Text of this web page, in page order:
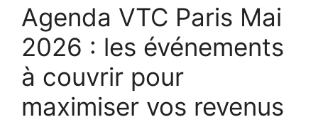
Agenda VTC Paris Mai
2026 : les événements
à couvrir pour
maximiser vos revenus